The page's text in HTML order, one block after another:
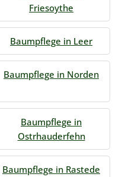
Friesoythe
Baumpflege in Leer
Baumpflege in Norden
Baumpflege in
Ostrhauderfehn
Baumpflege in Rastede